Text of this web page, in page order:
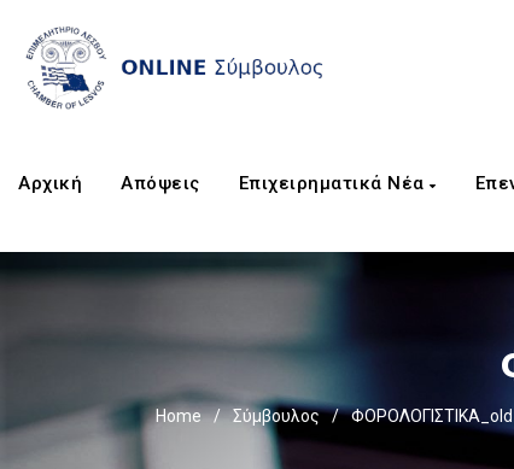
Αρχική Απόψεις Επιχειρηματικά Νέα
Home / Σύμβουλος / ΦΟΡΟΛΟΓΙΣΤΙΚΑ_old